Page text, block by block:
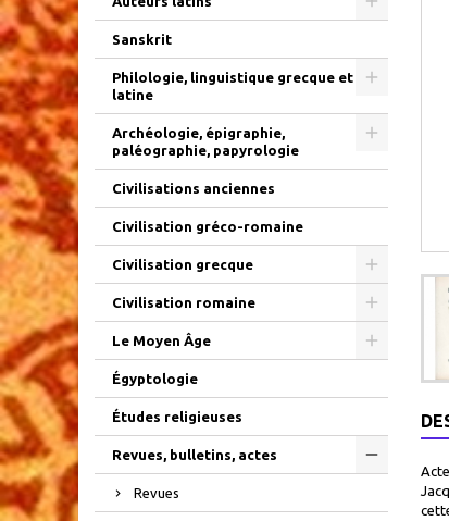
Sanskrit
Philologie, linguistique grecque et
latine
Archéologie, épigraphie,
paléographie, papyrologie
Civilisations anciennes
Civilisation gréco-romaine
Civilisation grecque
Civilisation romaine
Le Moyen Âge
Égyptologie
Études religieuses
Revues, bulletins, actes
Revues